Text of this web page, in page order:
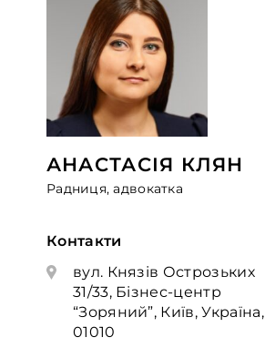
АНАСТАСІЯ КЛЯН
Радниця, адвокатка
Контакти
вул. Князів Острозьких
31/33, Бізнес-центр
“Зоряний”, Київ, Україна,
01010